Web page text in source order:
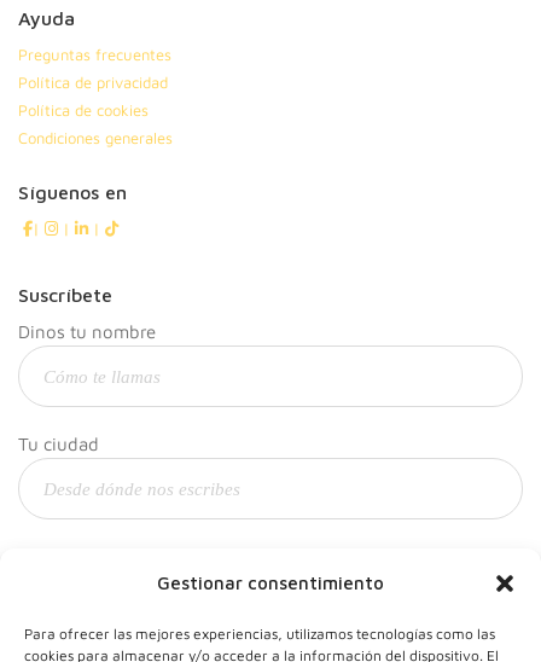
Gestionar consentimiento
Para ofrecer las mejores experiencias, utilizamos tecnologías como las
cookies para almacenar y/o acceder a la información del dispositivo. El
Ayuda
Preguntas frecuentes
Política de privacidad
Política de cookies
Condiciones generales
Síguenos en
| | |
Suscríbete
Dinos tu nombre
Tu ciudad